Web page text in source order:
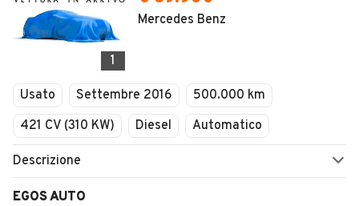
1
Mercedes Benz
Usato Settembre 2016
500.000 km
421 CV (310 KW)
Diesel Automatico
Descrizione
EGOS AUTO